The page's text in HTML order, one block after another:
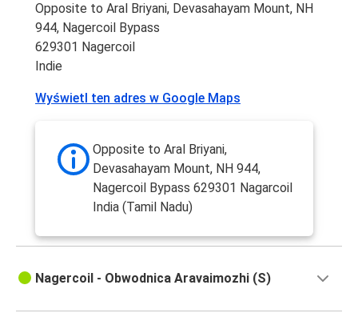
Opposite to Aral Briyani, Devasahayam Mount, NH
944, Nagercoil Bypass
629301 Nagercoil
Indie
Wyświetl ten adres w Google Maps
Opposite to Aral Briyani,
Devasahayam Mount, NH 944,
Nagercoil Bypass 629301 Nagarcoil
India (Tamil Nadu)
Nagercoil - Obwodnica Aravaimozhi (S)